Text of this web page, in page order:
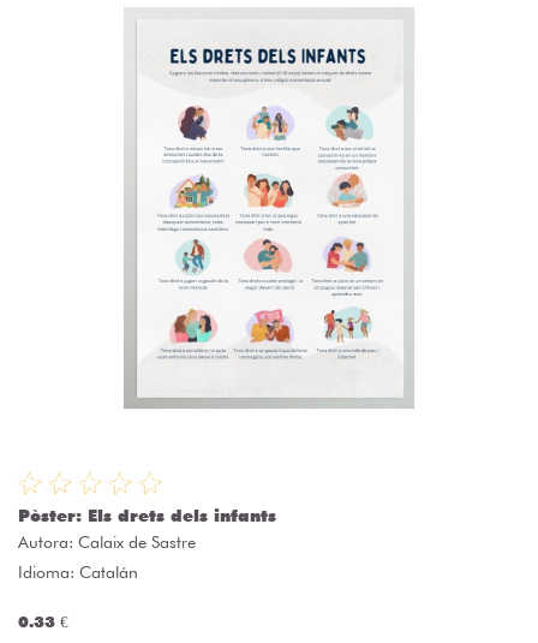
Pòster: Els drets dels infants
Autora: Calaix de Sastre
Idioma: Catalán
0.33 €